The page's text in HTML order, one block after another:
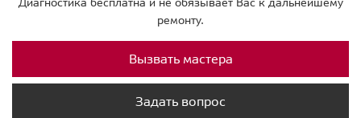
ремонту.
Вызвать мастера
Задать вопрос